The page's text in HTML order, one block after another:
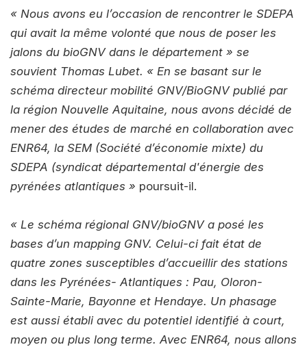
« Nous avons eu l’occasion de rencontrer le SDEPA
qui avait la même volonté que nous de poser les
jalons du bioGNV dans le département » se
souvient Thomas Lubet. « En se basant sur le
schéma directeur mobilité GNV/BioGNV publié par
la région Nouvelle Aquitaine, nous avons décidé de
mener des études de marché en collaboration avec
ENR64, la SEM (Société d’économie mixte) du
SDEPA (syndicat départemental d'énergie des
pyrénées atlantiques » poursuit-il.
« Le schéma régional GNV/bioGNV a posé les
bases d’un mapping GNV. Celui-ci fait état de
quatre zones susceptibles d’accueillir des stations
dans les Pyrénées- Atlantiques : Pau, Oloron-
Sainte-Marie, Bayonne et Hendaye. Un phasage
est aussi établi avec du potentiel identifié à court,
moyen ou plus long terme. Avec ENR64, nous allons